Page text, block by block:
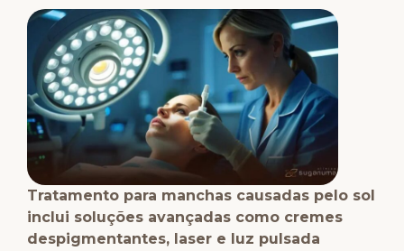
Tratamento para manchas causadas pelo sol
inclui soluções avançadas como cremes
despigmentantes, laser e luz pulsada